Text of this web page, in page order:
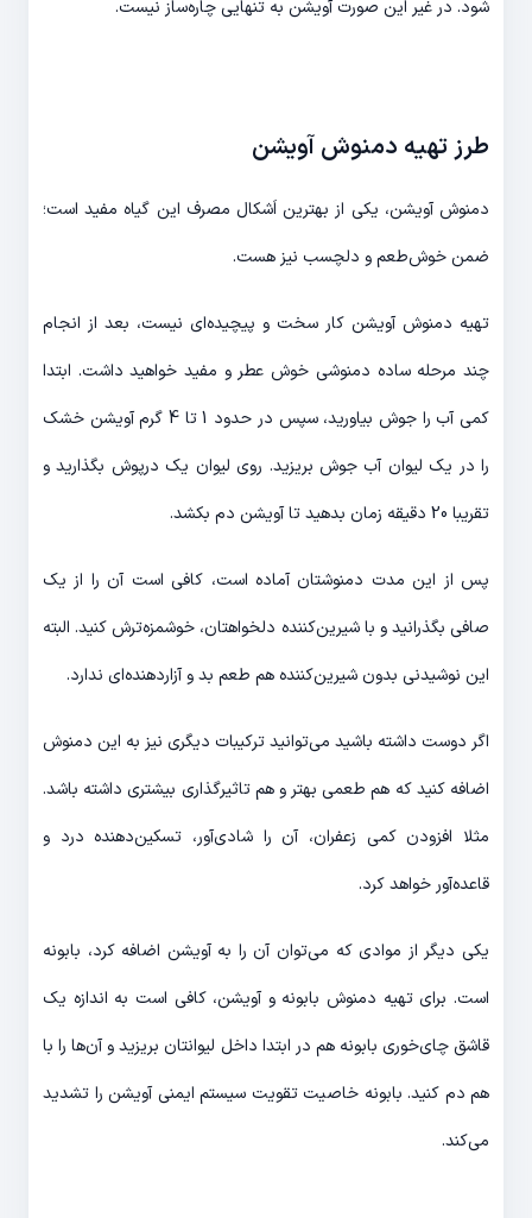
شود. در غیر این صورت آویشن به تنهایی چاره‌ساز نیست.
طرز تهیه دمنوش آویشن
دمنوش آویشن، یکی از بهترین اَشکال مصرف این گیاه مفید است؛
ضمن خوش‌طعم و دلچسب نیز هست.
تهیه دمنوش آویشن کار سخت و پیچیده‌ای نیست، بعد از انجام
چند مرحله ساده دمنوشی خوش عطر و مفید خواهید داشت. ابتدا
کمی آب را جوش بیاورید، سپس در حدود 1 تا 4 گرم آویشن خشک
را در یک لیوان آب جوش بریزید. روی لیوان یک درپوش بگذارید و
تقریبا 20 دقیقه زمان بدهید تا آویشن دم بکشد.
پس از این مدت دمنوشتان آماده است، کافی است آن را از یک
صافی بگذرانید و با شیرین‌کننده دلخواهتان، خوشمزه‌ترش کنید. البته
این نوشیدنی بدون شیرین‌کننده هم طعم بد و آزاردهنده‌ای ندارد.
اگر دوست داشته باشید می‌توانید ترکیبات دیگری نیز به این دمنوش
اضافه کنید که هم طعمی بهتر و هم تاثیرگذاری بیشتری داشته باشد.
مثلا افزودن کمی زعفران، آن را شادی‌آور، تسکین‌دهنده درد و
قاعده‌آور خواهد کرد.
یکی دیگر از موادی که می‌توان آن را به آویشن اضافه کرد، بابونه
است. برای تهیه دمنوش بابونه و آویشن، کافی است به اندازه یک
قاشق چای‌خوری بابونه هم در ابتدا داخل لیوانتان بریزید و آن‌ها را با
هم دم کنید. بابونه خاصیت تقویت سیستم ایمنی آویشن را تشدید
می‌کند.